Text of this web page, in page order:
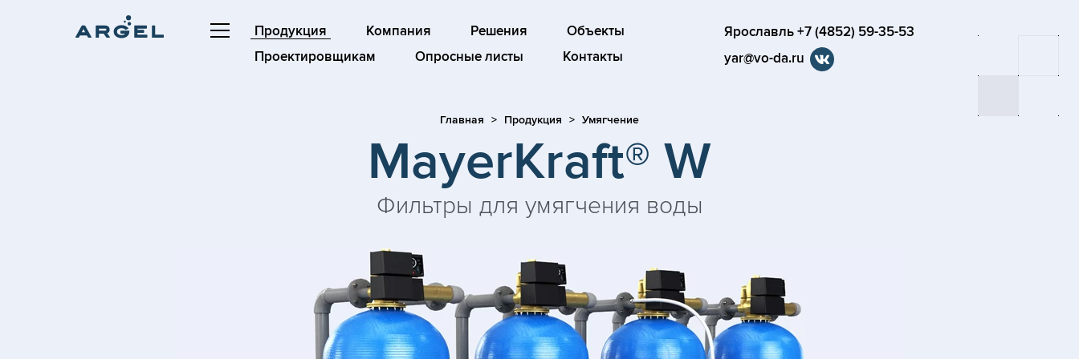
Продукция Компания Решения
Объекты
Проектировщикам
Опросные листы Контакты
Ярославль +7 (4852) 59-35-53
yar@vo-da.ru
Главная Продукция Умягчение
MayerKraft® W
Фильтры для умягчения воды